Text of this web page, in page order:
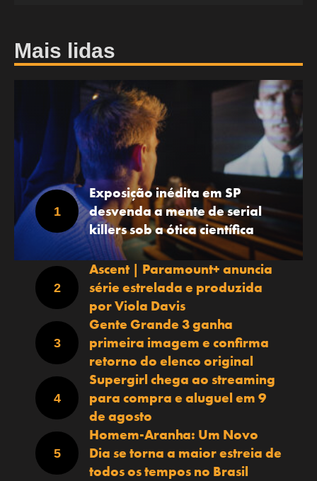
Mais lidas
Exposição inédita em SP
desvenda a mente de serial
killers sob a ótica científica
Ascent | Paramount+ anuncia
série estrelada e produzida
por Viola Davis
Gente Grande 3 ganha
primeira imagem e confirma
retorno do elenco original
Supergirl chega ao streaming
para compra e aluguel em 9
de agosto
Homem-Aranha: Um Novo
Dia se torna a maior estreia de
todos os tempos no Brasil